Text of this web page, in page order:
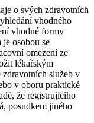
o svých zdravotních
vhodného
vhodné formy
je osobou se
omezení ze
lékařským
služeb v
v oboru praktické
že registrujícího
posudkem jiného